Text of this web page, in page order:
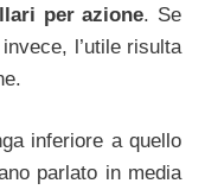
per azione. Se
l’utile risulta
inferiore a quello
parlato in media